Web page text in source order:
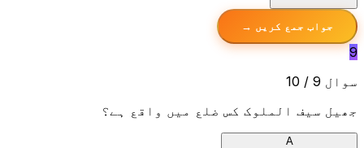
جواب جمع کریں →
9
سوال 9 / 10
جھیل سیف الملوک کس ضلع میں واقع ہے؟
A